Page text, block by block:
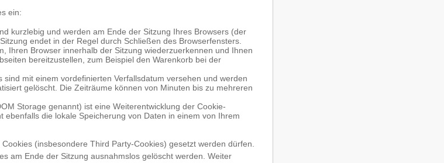
ein:
kurzlebig und werden am Ende der Sitzung Ihres Browsers (der
endet in der Regel durch Schließen des Browserfensters.
Ihren Browser innerhalb der Sitzung wiederzuerkennen und Ihnen
bereitzustellen, zum Beispiel den Warenkorb bei der
sind mit einem vordefinierten Verfallsdatum versehen und werden
gelöscht. Die Zeiträume können von Minuten bis zu mehreren
Storage genannt) ist eine Weiterentwicklung der Cookie-
ebenfalls die lokale Speicherung von Daten in einem von Ihrem
(insbesondere Third Party-Cookies) gesetzt werden dürfen.
am Ende der Sitzung ausnahmslos gelöscht werden. Weiter